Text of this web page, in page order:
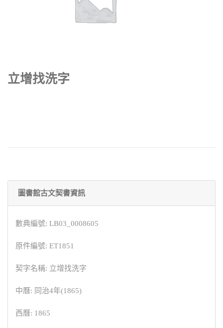
立增找洗字
圖書館古文契書資訊
數典編號: LB03_0008605
原件編號: ET1851
契字名稱: 立增找洗字
中曆: 同治4年(1865)
西曆: 1865